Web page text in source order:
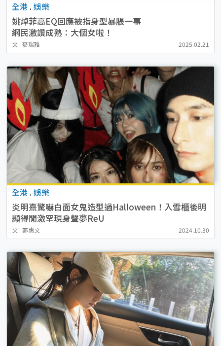
全港 . 娛樂
姚焯菲高EQ回應被指身型暴脹一事
網民激讚成熟：大個女啦！
文 : 麥瑞雅 2025.02.21
全港 . 娛樂
炎明熹驚嚇白面女鬼造型過Halloween！入雪櫃後明
顯得閒激罕現身聲夢ReU
文 : 鄭惠文 2024.10.30